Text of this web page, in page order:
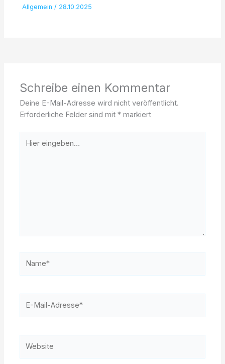
Allgemein / 28.10.2025
Schreibe einen Kommentar
Deine E-Mail-Adresse wird nicht veröffentlicht.
Erforderliche Felder sind mit* markiert
eingeben…
Mail-